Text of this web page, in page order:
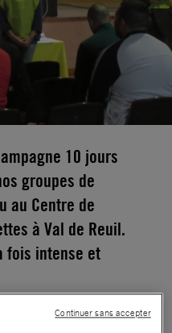
10 jours
groupes de
au Centre de
à Val de Reuil.
fois intense et
bénéficié du fait que
Continuer sans accepter